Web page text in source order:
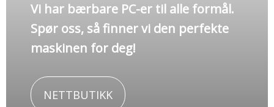
Vi har bærbare PC-er til alle formål.
Spør oss, så finner vi den perfekte
maskinen for deg!
NETTBUTIKK